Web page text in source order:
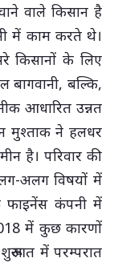
वाले किसान है
में काम करते थे।
किसानों के लिए
बल्कि,
आधारित उन्नत
मुश्ताक ने हलधर
है। परिवार की
अलग विषयों में
फाइनेंस कंपनी में
में कुछ कारणों
में परम्परात